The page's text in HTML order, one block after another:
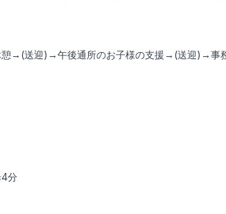
→(送迎)→午後通所のお子様の支援→(送迎)→事
分